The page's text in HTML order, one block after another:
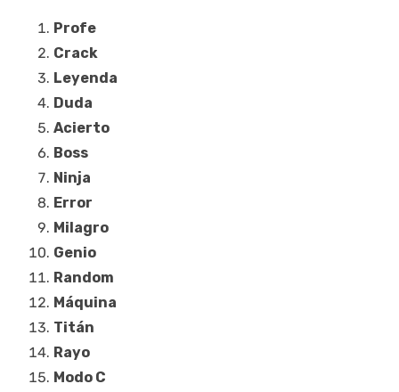
Profe
Crack
Leyenda
Duda
Acierto
Boss
Ninja
Error
Milagro
Genio
Random
Máquina
Titán
Rayo
Modo C